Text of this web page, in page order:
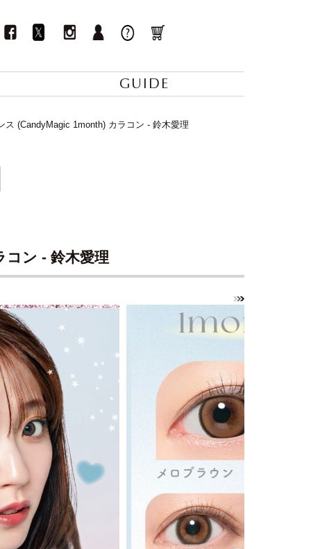
GUIDE
ス (CandyMagic 1month) カラコン - 鈴木愛理
ン - 鈴木愛理